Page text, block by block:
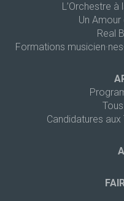
L’Orchestre
Un Amour
Real
Formations
Candidatures